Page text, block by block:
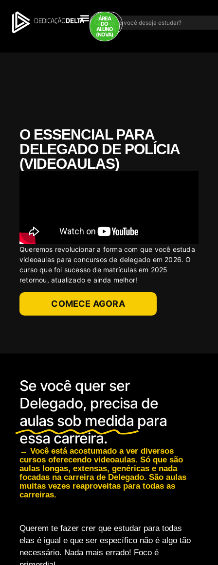
ÁREA DO
ALUNO
(ANTIGA)
ÁREA
DO
ALUNO
(NOVA)
O ESSENCIAL PARA
DELEGADO DE POLÍCIA
(VIDEOAULAS)
Queremos revolucionar a forma com que você estuda
videoaulas para concursos de delegado em 2026.O
curso que foi sucesso de matrículas em 2025
retornou, atualizado e ainda melhor!
COMECE AGORA
Se você quer ser
Delegado, precisa de
aulas sob medida para
essa carreira.
→ Você está acostumado a ver diversos
cursos oferecendo videoaulas. Só que são
aulas longas, extensas, genéricas e nada
focadas na carreira de Delegado. São aulas
muitas vezes reaproveitas para todas as
carreiras.
Querem te fazer crer que estudar para todas
elas é igual e que ser específico não é algo tão
necessário. Nada mais errado! Foco é